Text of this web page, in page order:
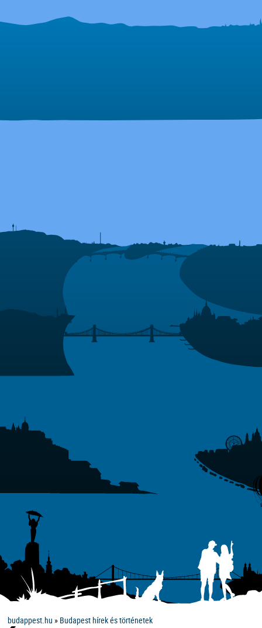
budappest.hu » Budapest hírek és történetek